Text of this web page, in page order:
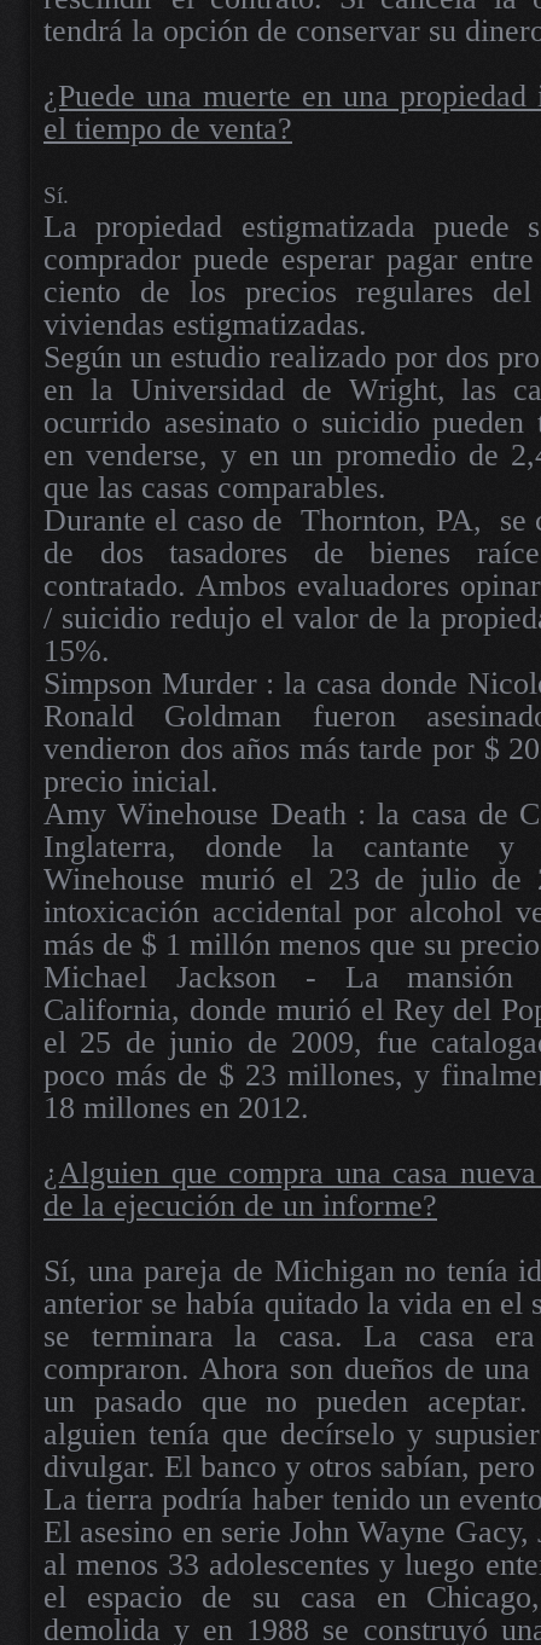
tendrá la opción de conservar su
¿Puede una muerte en una
el tiempo de venta?
Sí.
La propiedad estigmatizada puede
comprador puede esperar pagar
ciento de los precios regulares
viviendas estigmatizadas.
Según un estudio realizado por dos
en la Universidad de Wright, las
ocurrido asesinato o suicidio
en venderse, y en un promedio de
que las casas comparables.
Durante el caso de Thornton, PA,
se
de dos tasadores de bienes
contratado. Ambos evaluadores
/ suicidio redujo el valor de la
15%.
Simpson Murder : la casa donde
Ronald Goldman fueron
vendieron dos años más tarde por $
precio inicial.
Amy Winehouse Death : la casa de
Inglaterra, donde la cantante y
Winehouse murió el 23 de julio de
intoxicación accidental por alcohol
más de $ 1 millón menos que su
Michael Jackson - La mansión
California, donde murió el Rey del
el 25 de junio de 2009, fue
poco más de $ 23 millones, y
18 millones en 2012.
¿Alguien que compra una casa
de la ejecución de un informe?
Sí, una pareja de Michigan no tenía
anterior se había quitado la vida en el
se terminara la casa. La casa
compraron. Ahora son dueños de
un pasado que no pueden
alguien tenía que decírselo y
divulgar. El banco y otros sabían,
La tierra podría haber tenido un
El asesino en serie John Wayne
al menos 33 adolescentes y luego
el espacio de su casa en
demolida y en 1988 se construyó